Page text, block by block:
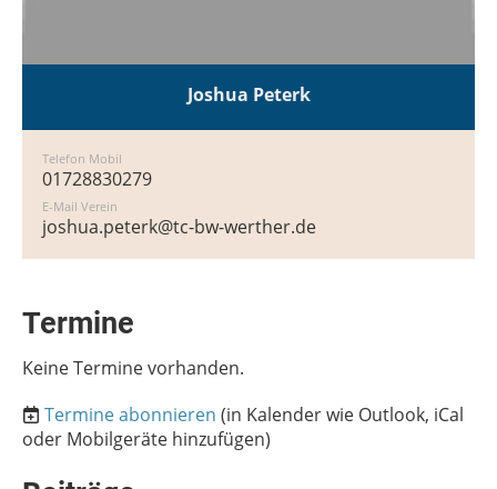
Joshua Peterk
Telefon Mobil
01728830279
E-Mail Verein
joshua.peterk@tc-bw-werther.de
Termine
Keine Termine vorhanden.
Termine abonnieren (in Kalender wie Outlook, iCal
oder Mobilgeräte hinzufügen)